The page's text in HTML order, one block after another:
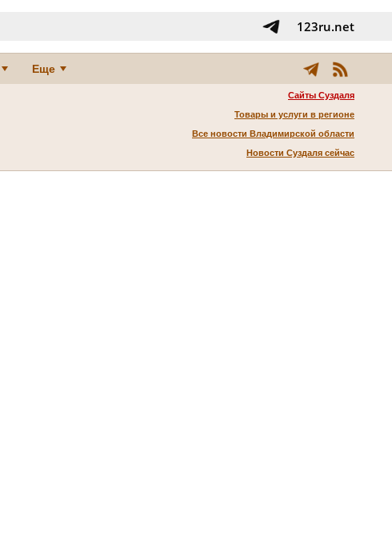
123ru.net
Еще
Сайты Суздаля
Товары и услуги в регионе
Все новости Владимирской области
Новости Суздаля сейчас